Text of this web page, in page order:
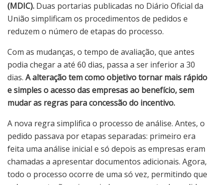
(MDIC). Duas portarias publicadas no Diário Oficial da
União simplificam os procedimentos de pedidos e
reduzem o número de etapas do processo.
Com as mudanças, o tempo de avaliação, que antes
podia chegar a até 60 dias, passa a ser inferior a 30
dias. A alteração tem como objetivo tornar mais rápido
e simples o acesso das empresas ao benefício, sem
mudar as regras para concessão do incentivo.
A nova regra simplifica o processo de análise. Antes, o
pedido passava por etapas separadas: primeiro era
feita uma análise inicial e só depois as empresas eram
chamadas a apresentar documentos adicionais. Agora,
todo o processo ocorre de uma só vez, permitindo que